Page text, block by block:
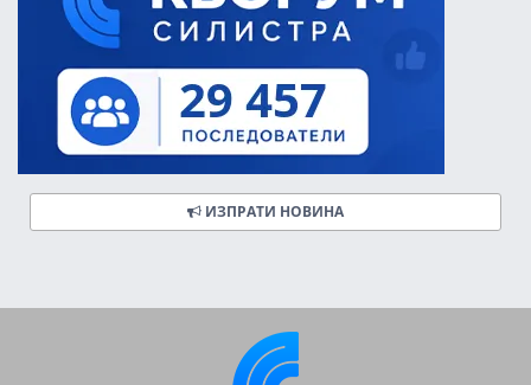
ИЗПРАТИ НОВИНА